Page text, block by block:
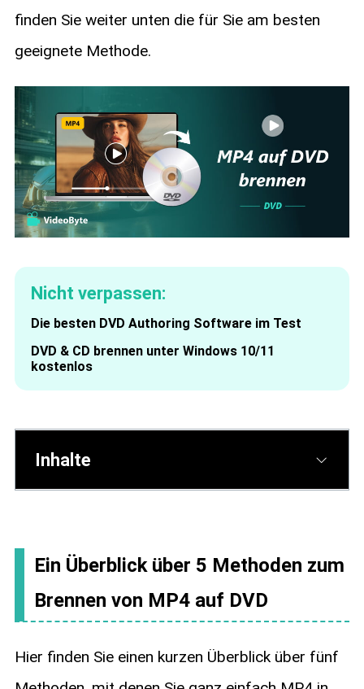
finden Sie weiter unten die für Sie am besten
geeignete Methode.
Nicht verpassen:
Die besten DVD Authoring Software im Test
DVD & CD brennen unter Windows 10/11
kostenlos
Inhalte
Ein Überblick über 5 Methoden zum
Brennen von MP4 auf DVD
Hier finden Sie einen kurzen Überblick über fünf